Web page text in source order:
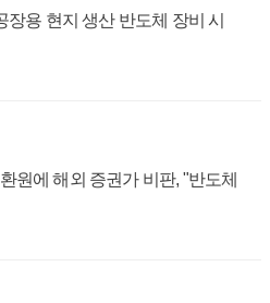
용 현지 생산 반도체 장비 시
원에 해외 증권가 비판, "반도체